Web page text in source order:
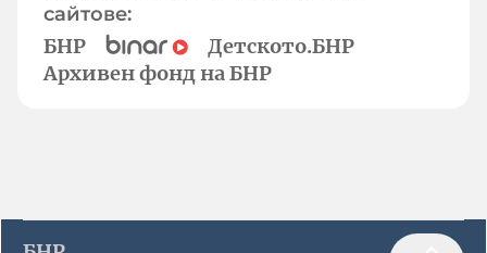
сайтове:
БНР
Детското.БНР
Архивен фонд на БНР